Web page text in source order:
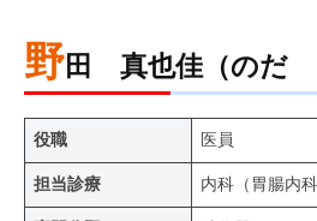
野田 真也佳（のだ
役職 医員
担当診療 内科（胃腸内科